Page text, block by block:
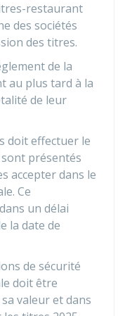
restaurant
des sociétés
des titres.
de la
au plus tard à la
de leur
doit effectuer le
présentés
accepter dans le
Ce
un délai
la date de
de sécurité
doit être
valeur et dans